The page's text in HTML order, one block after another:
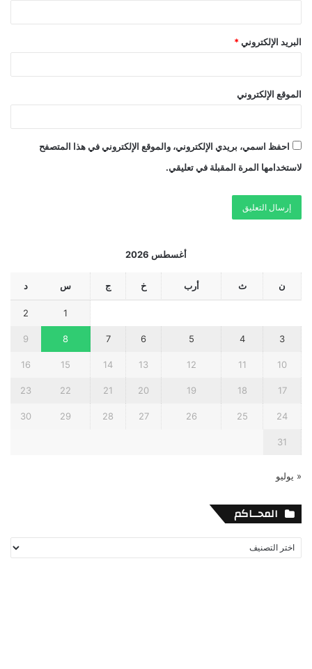
البريد الإلكتروني *
الموقع الإلكتروني
احفظ اسمي، بريدي الإلكتروني، والموقع الإلكتروني في هذا المتصفح
لاستخدامها المرة المقبلة في تعليقي.
أغسطس 2026
ن ث أرب خ ج س د
1
2
3
4
5
6
7
8
9
10
11
12
13
14
15
16
17
18
19
20
21
22
23
24
25
26
27
28
29
30
31
« يوليو
المحــاكم
المحــاكم